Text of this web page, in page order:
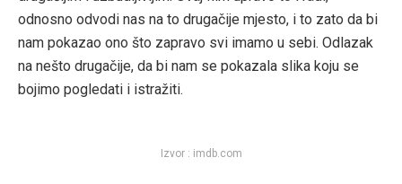
odnosno odvodi nas na to drugačije mjesto, i to zato da bi
nam pokazao ono što zapravo svi imamo u sebi. Odlazak
na nešto drugačije, da bi nam se pokazala slika koju se
bojimo pogledati i istražiti.
Izvor : imdb.com